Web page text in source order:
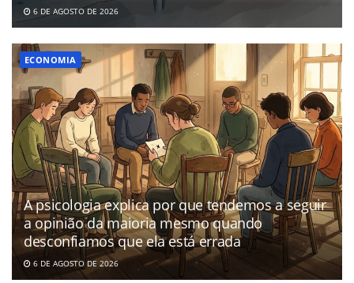
6 DE AGOSTO DE 2026
ECONOMIA
A psicologia explica por que tendemos a seguir
a opinião da maioria mesmo quando
desconfiamos que ela está errada
6 DE AGOSTO DE 2026